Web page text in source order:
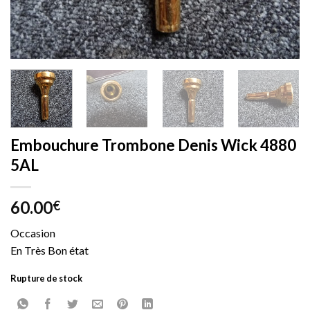
Embouchure Trombone Denis Wick 4880
5AL
60.00€
Occasion
En Très Bon état
Rupture de stock